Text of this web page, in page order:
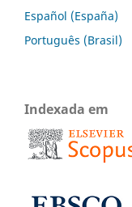
Español (España)
Português (Brasil)
Indexada em